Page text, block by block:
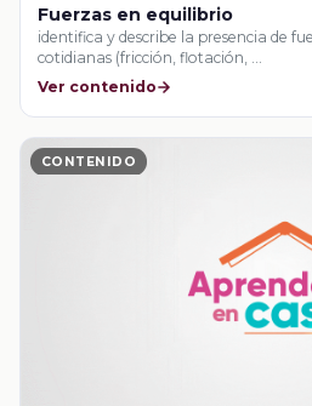
Fuerzas en equilibrio
identifica y describe la presencia de
cotidianas (fricción, flotación, …
Ver contenido
CONTENIDO